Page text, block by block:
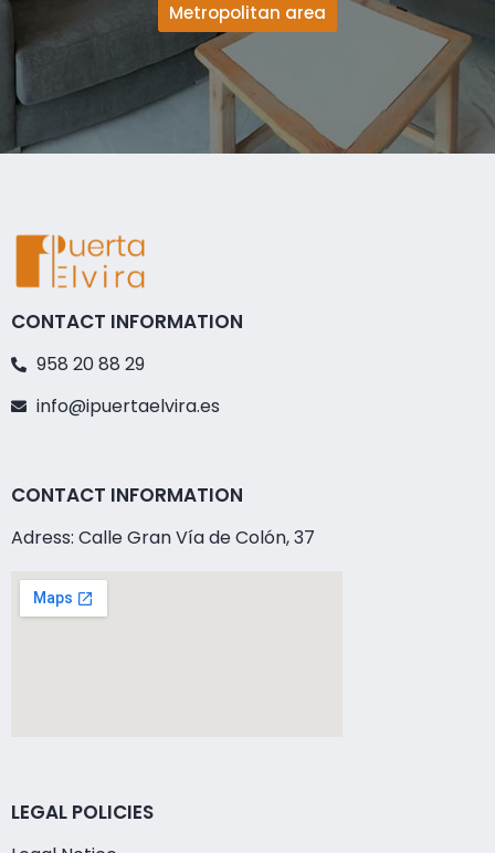
Metropolitan area
CONTACT INFORMATION
958 20 88 29
info@ipuertaelvira.es
CONTACT INFORMATION
Adress: Calle Gran Vía de Colón, 37
LEGAL POLICIES